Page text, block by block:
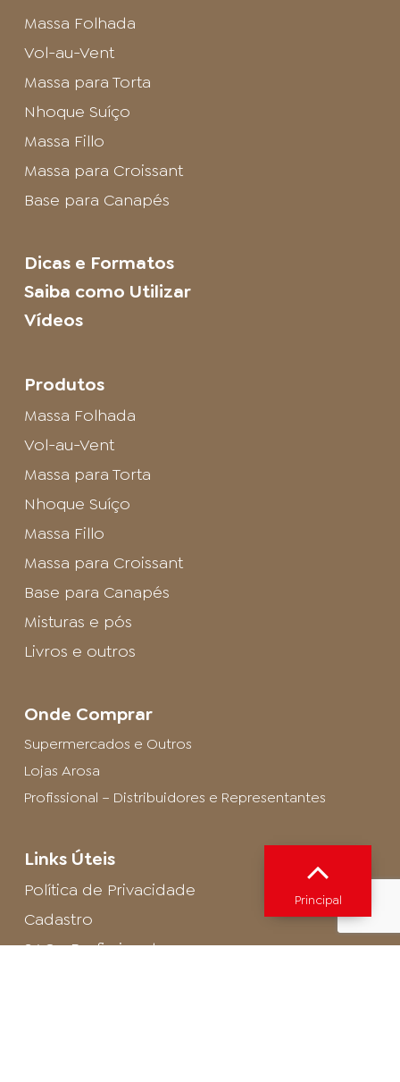
Massa Folhada
Vol-au-Vent
Massa para Torta
Nhoque Suíço
Massa Fillo
Massa para Croissant
Base para Canapés
Dicas e Formatos
Saiba como Utilizar
Vídeos
Produtos
Massa Folhada
Vol-au-Vent
Massa para Torta
Nhoque Suíço
Massa Fillo
Massa para Croissant
Base para Canapés
Misturas e pós
Livros e outros
Onde Comprar
Supermercados e Outros
Lojas Arosa
Profissional – Distribuidores e Representantes
Links Úteis
Política de Privacidade
Cadastro
SAC - Profissional
Principal